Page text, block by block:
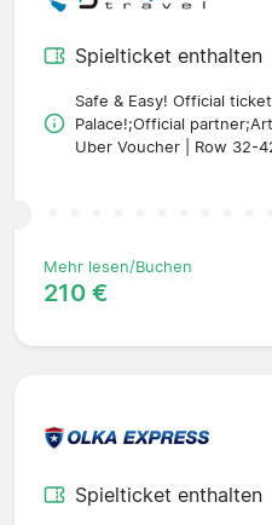
Spielticket enthalten
Safe & Easy! Official
Palace!;Official
Uber Voucher | Row 32-
Mehr lesen/Buchen
210 €
Spielticket enthalten